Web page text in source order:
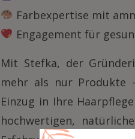
Farbexpertise mit
Engagement für
Mit Stefka, der
mehr als nur Produkte
Einzug in Ihre
hochwertigen,